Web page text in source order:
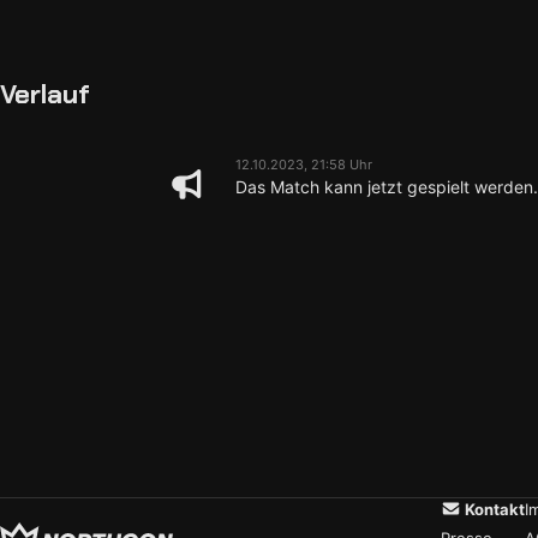
Verlauf
12.10.2023, 21:58 Uhr
Das Match kann jetzt gespielt werden.
Kontakt